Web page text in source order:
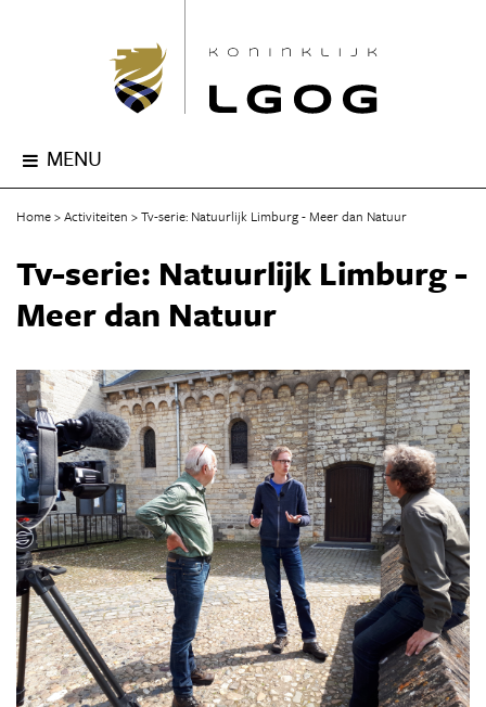
MENU
Home Activiteiten Tv-serie: Natuurlijk Limburg - Meer dan Natuur
Tv-serie: Natuurlijk Limburg -
Meer dan Natuur